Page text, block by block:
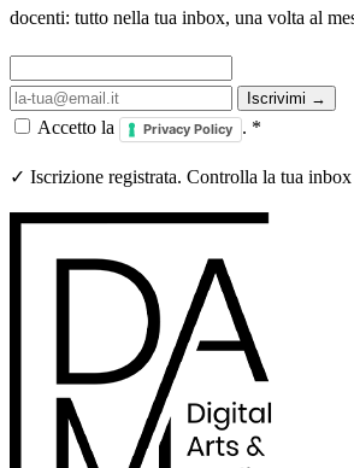
docenti: tutto nella tua inbox, una volta al
Iscrivimi →
Accetto la Privacy Policy . *
✓ Iscrizione registrata. Controlla la tua